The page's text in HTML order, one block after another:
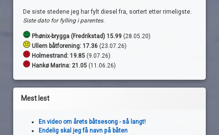
De siste stedene jeg har fylt diesel fra, sortert etter rimeligste.
Siste dato for fylling i parentes.
Phønix-brygga (Fredrikstad) 15.99 (28.05.20)
Ullern båtforening: 17.36 (23.07.26)
Holmestrand: 19.85 (9.07.26)
Hankø Marina: 21.05 (11.06.26)
Mest lest
En video om årets båtsesong - så langt!
Endelig skal jeg få navn på båten